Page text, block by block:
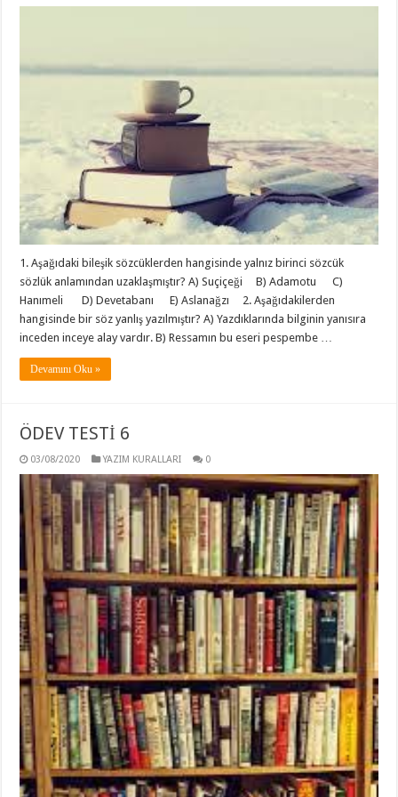
1. Aşağıdaki bileşik sözcüklerden hangisinde yalnız birinci sözcük
sözlük anlamından uzaklaşmıştır? A) Suçiçeği B) Adamotu C)
Hanımeli D) Devetabanı E) Aslanağzı 2. Aşağıdakilerden
hangisinde bir söz yanlış yazılmıştır? A) Yazdıklarında bilginin yanısıra
inceden inceye alay vardır. B) Ressamın bu eseri pespembe …
Devamını Oku »
ÖDEV TESTİ 6
03/08/2020 YAZIM KURALLARI 0